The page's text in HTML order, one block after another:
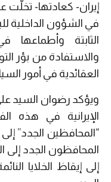
إيران- كعادتها- تخلَّت
في الشؤون الداخلية
الثابتة وأطماعها
والاستفادة من بؤر
العقائدية في أمور
ويؤكد رضوان السيد
الإيرانية في هذه
“المحافظين الجدد”
المحافظون الجدد إلى
إلى إيقاظ الخلايا